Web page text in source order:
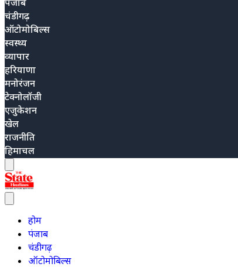
पंजाब
चंडीगढ़
ऑटोमोबिल्स
स्वस्थ्य
व्यापार
हरियाणा
मनोरंजन
टेक्नोलॉजी
एजुकेशन
खेल
राजनीति
हिमाचल
होम
पंजाब
चंडीगढ़
ऑटोमोबिल्स